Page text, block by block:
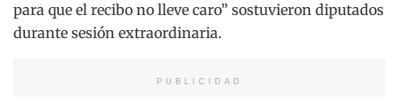
para que el recibo no lleve caro” sostuvieron diputados
durante sesión extraordinaria.
PUBLICIDAD